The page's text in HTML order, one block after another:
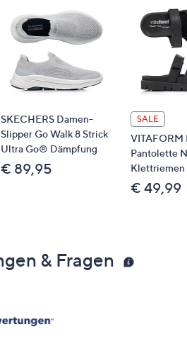
SKECHERS Damen-
Slipper Go Walk 8 Strick
Ultra Go® Dämpfung
€ 89,95
SALE
VITAFORM
Pantolette
Klettriemen
€ 49,99
& Fragen